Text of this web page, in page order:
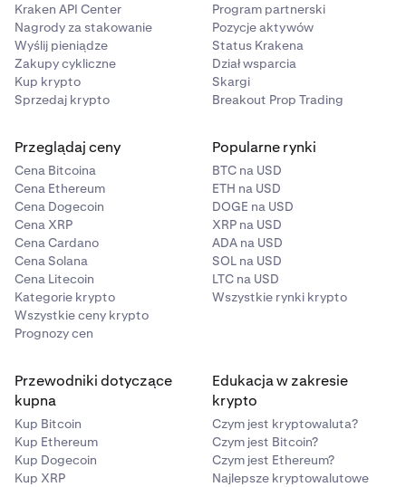
Kraken API Center
Nagrody za stakowanie
Wyślij pieniądze
Zakupy cykliczne
Kup krypto
Sprzedaj krypto
Program partnerski
Pozycje aktywów
Status Krakena
Dział wsparcia
Skargi
Breakout Prop Trading
Przeglądaj ceny
Cena Bitcoina
Cena Ethereum
Cena Dogecoin
Cena XRP
Cena Cardano
Cena Solana
Cena Litecoin
Kategorie krypto
Wszystkie ceny krypto
Prognozy cen
Popularne rynki
BTC na USD
ETH na USD
DOGE na USD
XRP na USD
ADA na USD
SOL na USD
LTC na USD
Wszystkie rynki krypto
Przewodniki dotyczące
kupna
Kup Bitcoin
Kup Ethereum
Kup Dogecoin
Kup XRP
Edukacja w zakresie
krypto
Czym jest kryptowaluta?
Czym jest Bitcoin?
Czym jest Ethereum?
Najlepsze kryptowalutowe